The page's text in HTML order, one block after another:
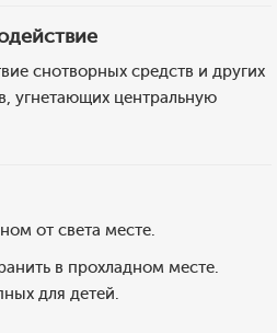
снотворных средств и других
угнетающих центральную
от света месте.
в прохладном месте.
для детей.